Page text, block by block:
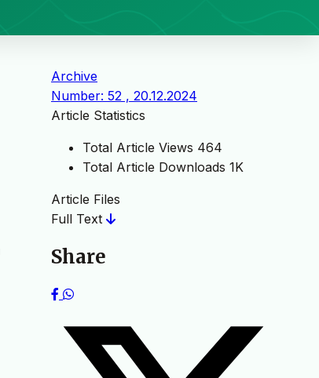
Archive
Number: 52 , 20.12.2024
Article Statistics
Total Article Views 464
Total Article Downloads 1K
Article Files
Full Text
Share